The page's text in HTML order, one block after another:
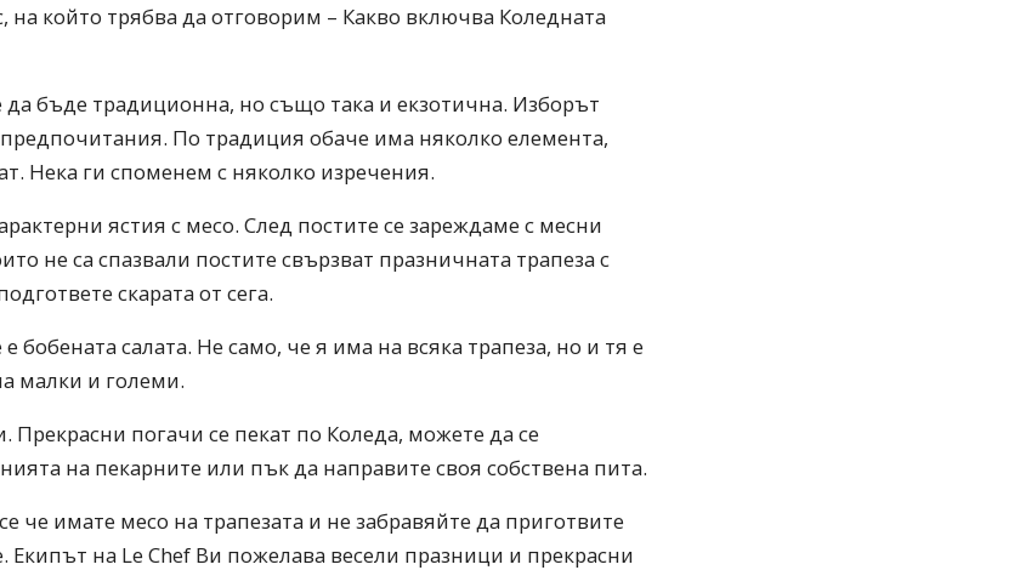
който трябва да отговорим – Какво включва Коледната
да бъде традиционна, но също така и екзотична. Изборът
По традиция обаче има няколко елемента,
Нека ги споменем с няколко изречения.
ястия с месо. След постите се зареждаме с месни
не са спазвали постите свързват празничната трапеза с
скарата от сега.
бобената салата. Не само, че я има на всяка трапеза, но и тя е
малки и големи.
Прекрасни погачи се пекат по Коледа, можете да се
на пекарните или пък да направите своя собствена пита.
че имате месо на трапезата и не забравяйте да приготвите
Екипът на Le Chef Ви пожелава весели празници и прекрасни